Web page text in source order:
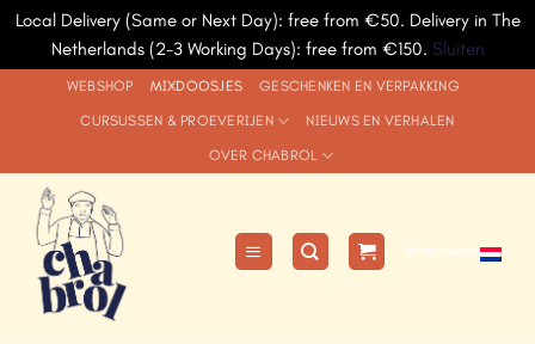
Local Delivery (Same or Next Day): free from €50. Delivery in The
Netherlands (2-3 Working Days): free from €150. Sluiten
WEBSHOP MIXDOOSJES GESCHENKEN EN VERPAKKING
CURSUSSEN & PROEVERIJEN NIEUWS EN VERHALEN
OVER CHABROL
Nederlands